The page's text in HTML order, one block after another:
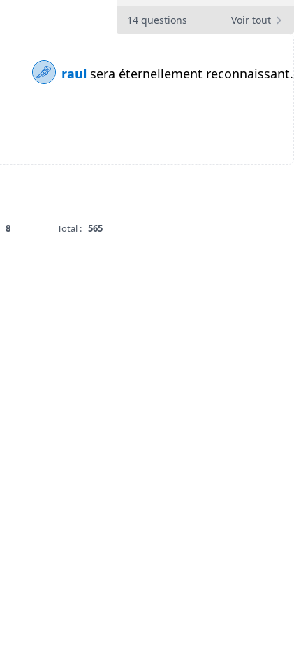
14 questions Voir tout
raul sera éternellement reconnaissant.
8 Total : 565